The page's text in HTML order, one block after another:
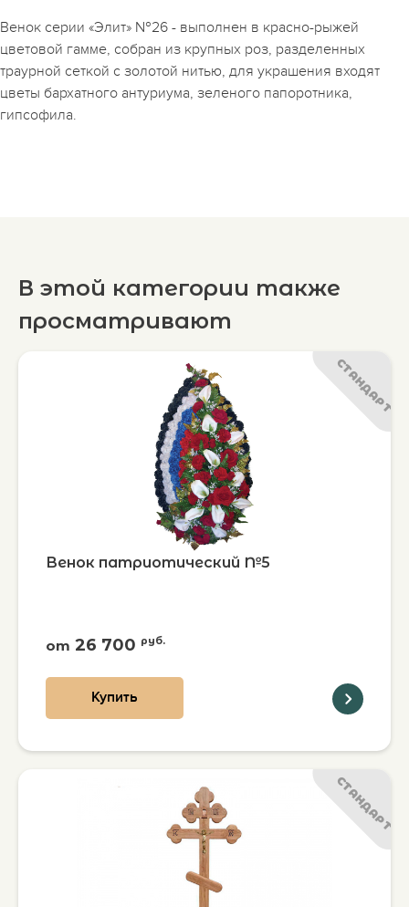
Венок серии «Элит» №26 - выполнен в красно-рыжей
цветовой гамме, собран из крупных роз, разделенных
траурной сеткой с золотой нитью, для украшения входят
цветы бархатного антуриума, зеленого папоротника,
гипсофила.
В этой категории также
просматривают
СТАНДАРТ
Венок патриотический №5
от 26 700 руб.
Купить
СТАНДАРТ